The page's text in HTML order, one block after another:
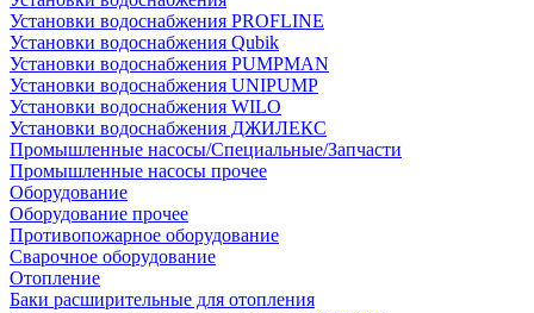
Установки водоснабжения PROFLINE
Установки водоснабжения Qubik
Установки водоснабжения PUMPMAN
Установки водоснабжения UNIPUMP
Установки водоснабжения WILO
Установки водоснабжения ДЖИЛЕКС
Промышленные насосы/Специальные/Запчасти
Промышленные насосы прочее
Оборудование
Оборудование прочее
Противопожарное оборудование
Сварочное оборудование
Отопление
Баки расширительные для отопления